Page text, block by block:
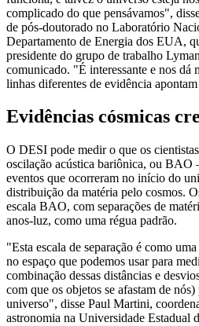
complicado do que pensávamos",
de pós-doutorado no Laboratório
Departamento de Energia dos EUA,
presidente do grupo de trabalho
comunicado. "É interessante e nos dá
linhas diferentes de evidência
Evidências cósmicas
O DESI pode medir o que os
oscilação acústica bariônica, ou BAO
eventos que ocorreram no início do
distribuição da matéria pelo cosmos.
escala BAO, com separações de
anos-luz, como uma régua padrão.
"Esta escala de separação é como
no espaço que podemos usar para
combinação dessas distâncias e
com que os objetos se afastam de
universo", disse Paul Martini,
astronomia na Universidade Estadual